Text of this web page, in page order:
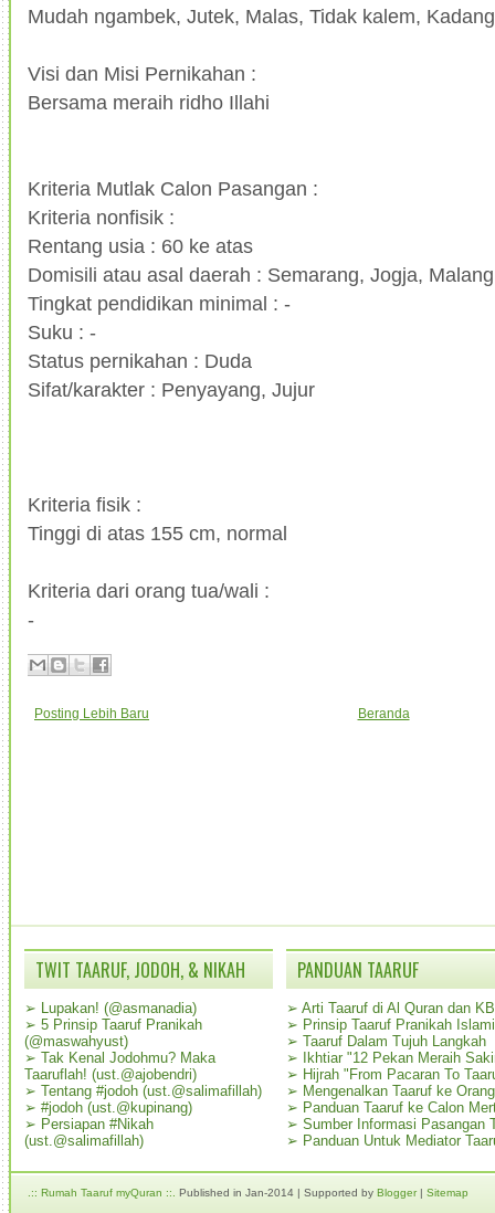
Mudah ngambek, Jutek, Malas, Tidak kalem,
Visi dan Misi Pernikahan :
Bersama meraih ridho Illahi
Kriteria Mutlak Calon Pasangan :
Kriteria nonfisik :
Rentang usia : 60 ke atas
Domisili atau asal daerah : Semarang, Jogja, Malang
Tingkat pendidikan minimal : -
Suku : -
Status pernikahan : Duda
Sifat/karakter : Penyayang, Jujur
Kriteria fisik :
Tinggi di atas 155 cm, normal
Kriteria dari orang tua/wali :
-
Posting Lebih Baru Beranda
TWIT TAARUF, JODOH, & NIKAH
➢
Lupakan! (@asmanadia)
➢ 5 Prinsip Taaruf Pranikah
(@maswahyust)
➢ Tak Kenal Jodohmu? Maka
Taaruflah! (ust.@ajobendri)
➢ Tentang #jodoh (ust.@salimafillah)
➢ #jodoh (ust.@kupinang)
➢ Persiapan #Nikah
(ust.@salimafillah)
PANDUAN TAARUF
➢ Arti Taaruf di Al Quran dan
➢ Prinsip Taaruf Pranikah Islami
➢ Taaruf Dalam Tujuh Langkah
➢
Ikhtiar "12 Pekan Meraih
➢ Hijrah "From Pacaran To
➢ Mengenalkan Taaruf ke
➢ Panduan Taaruf ke Calon
➢ Sumber Informasi Pasangan
➢ Panduan Untuk Mediator
.:: Rumah Taaruf myQuran ::. Published in Jan-2014 | Supported by Blogger| Sitemap